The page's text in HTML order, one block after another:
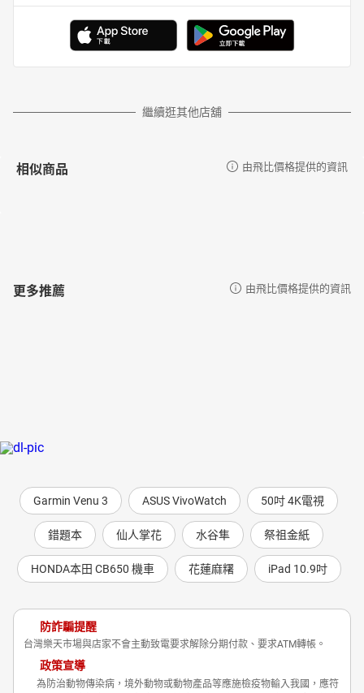
繼續逛其他店舖
相似商品 由飛比價格提供的資訊
更多推薦 由飛比價格提供的資訊
Garmin Venu 3 ASUS VivoWatch 50吋 4K電視
錯題本 仙人掌花 水谷隼 祭祖金紙
HONDA本田 CB650 機車 花蓮麻糬 iPad 10.9吋
防詐騙提醒
台灣樂天市場與店家不會主動致電要求解除分期付款、要求ATM轉帳。
政策宣導
為防治動物傳染病，境外動物或動物產品等應施檢疫物輸入我國，應符